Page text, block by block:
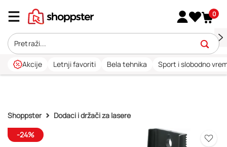
0
Akcije Letnji favoriti Bela tehnika Sport i slobodno
Shoppster
Dodaci i držači za lasere
-24%